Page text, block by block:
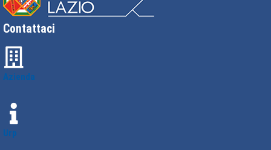
Contattaci
Azienda
Urp